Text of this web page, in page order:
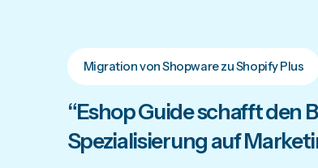
Migration von Shopware zu Shopify Plus
“Eshop Guide schafft den
Spezialisierung auf